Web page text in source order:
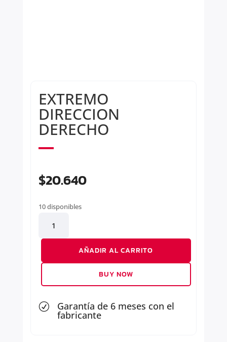
EXTREMO
DIRECCION
DERECHO
$20.640
10 disponibles
DIRECCION
DERECHO
AÑADIR AL CARRITO
BUY NOW
R Garantía de 6 meses con el
fabricante